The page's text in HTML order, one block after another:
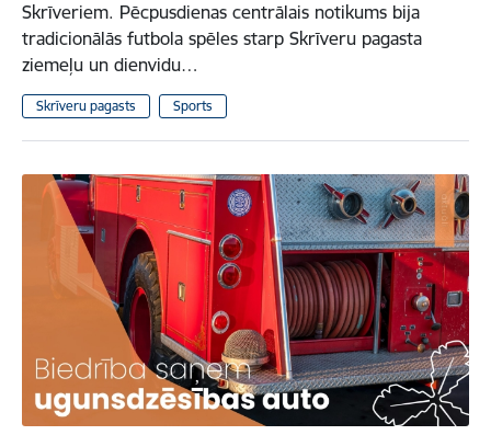
Skrīveriem. Pēcpusdienas centrālais notikums bija
tradicionālās futbola spēles starp Skrīveru pagasta
ziemeļu un dienvidu…
Skrīveru pagasts Sports